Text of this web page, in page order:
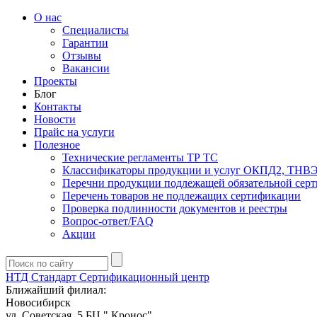
О нас
Специалисты
Гарантии
Отзывы
Вакансии
Проекты
Блог
Контакты
Новости
Прайс на услуги
Полезное
Технические регламенты ТР ТС
Классификаторы продукции и услуг ОКПД2,
Перечни продукции подлежащей обязательной
Перечень товаров не подлежащих сертификации
Проверка подлинности документов и реестры
Вопрос-ответ/FAQ
Акции
НТД Стандарт Сертификационный центр
Ближайший филиал:
Новосибирск